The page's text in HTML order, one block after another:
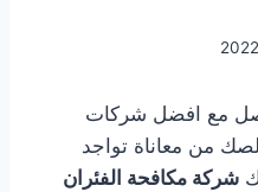
مع افضل شركات
من معاناة تواجد
شركة مكافحة الفئران